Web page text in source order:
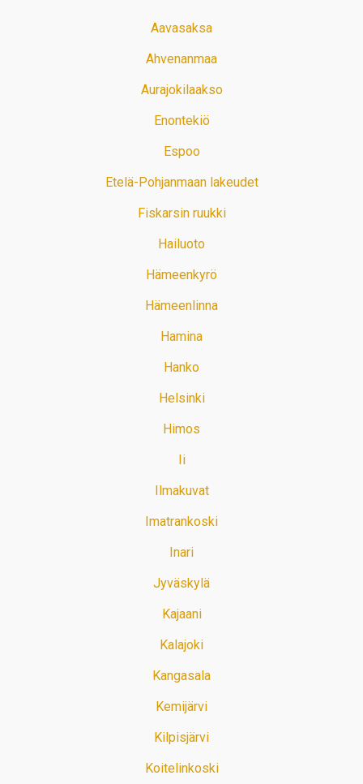
Aavasaksa
Ahvenanmaa
Aurajokilaakso
Enontekiö
Espoo
Etelä-Pohjanmaan lakeudet
Fiskarsin ruukki
Hailuoto
Hämeenkyrö
Hämeenlinna
Hamina
Hanko
Helsinki
Himos
Ii
Ilmakuvat
Imatrankoski
Inari
Jyväskylä
Kajaani
Kalajoki
Kangasala
Kemijärvi
Kilpisjärvi
Koitelinkoski